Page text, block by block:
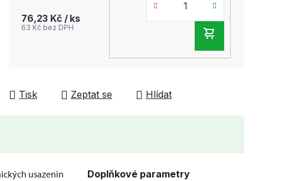
76,23 Kč / ks
63 Kč bez DPH
KOŠÍKU
Tisk Zeptat se Hlídat
usazenin
Doplňkové parametry